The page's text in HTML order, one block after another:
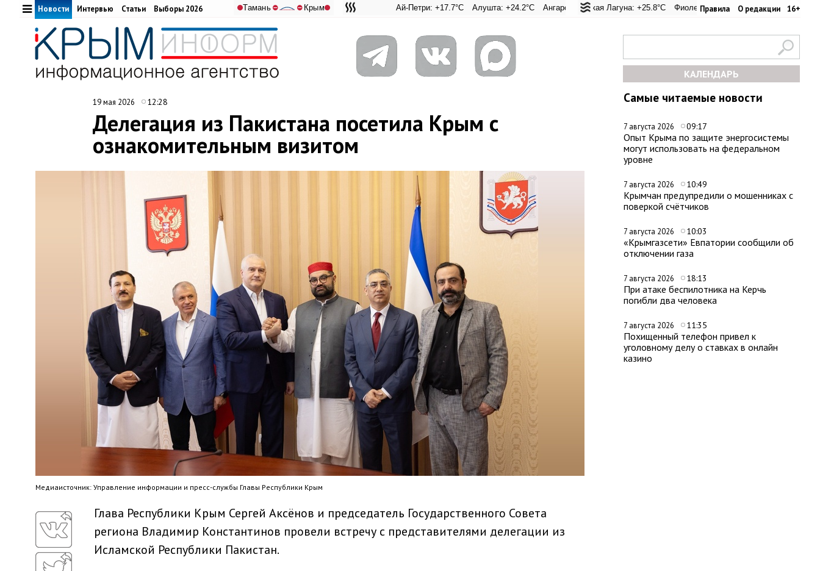
Правила О редакции 16+
Адмиральская Лагуна: +25.8°C Фиолент: +26.4°C Казачья бухта: +26.2°C
Ай-Петри: +17.7°C Алушта: +24.2°C Ангарский перевал: +20.6°C Евпатория: +25.8°C Керчь: +33.4°C Никитский сад:
Тамань ⛔ ⛔ Крым
Новости Интервью Статьи Выборы 2026
КАЛЕНДАРЬ
Самые читаемые новости
7 августа 2026 09:17
Опыт Крыма по защите энергосистемы
могут использовать на федеральном
уровне
7 августа 2026 10:49
Крымчан предупредили о мошенниках с
поверкой счётчиков
7 августа 2026 10:03
«Крымгазсети» Евпатории сообщили об
отключении газа
7 августа 2026 18:13
При атаке беспилотника на Керчь
погибли два человека
7 августа 2026 11:35
Похищенный телефон привел к
уголовному делу о ставках в онлайн
казино
19 мая 2026 12:28
Делегация из Пакистана посетила Крым с
ознакомительным визитом
Медиaисточник: Управление информации и пресс-службы Главы Республики Крым
Глава Республики Крым Сергей Аксёнов и председатель Государственного Совета
региона Владимир Константинов провели встречу с представителями делегации из
Исламской Республики Пакистан.